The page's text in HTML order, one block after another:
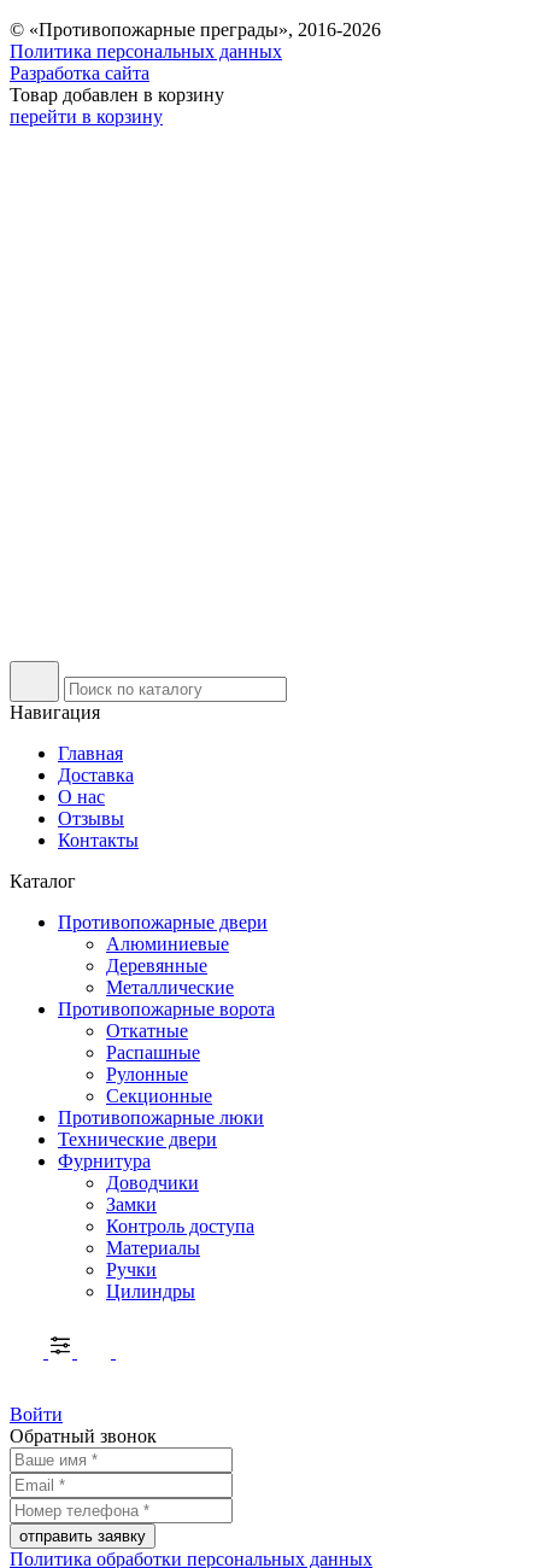
© «Противопожарные преграды», 2016-2026
Политика персональных данных
Разработка сайта
Товар добавлен в корзину
перейти в корзину
Навигация
Главная
Доставка
О нас
Отзывы
Контакты
Каталог
Противопожарные двери
Алюминиевые
Деревянные
Металлические
Противопожарные ворота
Откатные
Распашные
Рулонные
Секционные
Противопожарные люки
Технические двери
Фурнитура
Доводчики
Замки
Контроль доступа
Материалы
Ручки
Цилиндры
Войти
Обратный звонок
Политика обработки персональных данных